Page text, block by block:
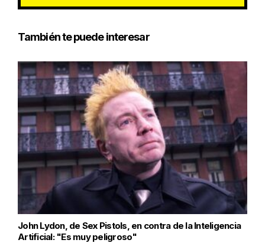
También te puede interesar
John Lydon, de Sex Pistols, en contra de la Inteligencia
Artificial: "Es muy peligroso"